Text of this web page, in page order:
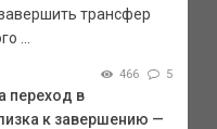
трансфер
...
466 5
переход в
к завершению —